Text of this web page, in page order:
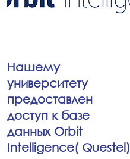
Нашему
университету
предоставлен
доступ к базе
данных Orbit
Intelligence( Questel)